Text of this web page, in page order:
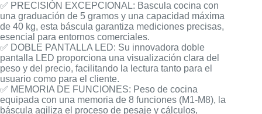
✅ PRECISIÓN EXCEPCIONAL: Bascula cocina con
una graduación de 5 gramos y una capacidad máxima
de 40 kg, esta báscula garantiza mediciones precisas,
esencial para entornos comerciales.
✅ DOBLE PANTALLA LED: Su innovadora doble
pantalla LED proporciona una visualización clara del
peso y del precio, facilitando la lectura tanto para el
usuario como para el cliente.
✅ MEMORIA DE FUNCIONES: Peso de cocina
equipada con una memoria de 8 funciones (M1-M8), la
báscula agiliza el proceso de pesaje y cálculos,